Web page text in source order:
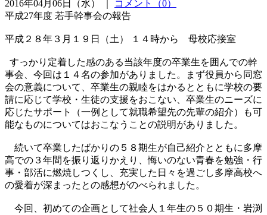
2016年04月06日（水） ｜
コメント（0）
平成27年度 若手幹事会の報告
平成２８年３月１９日（土） １４時から 母校応接室
すっかり定着した感のある当該年度の卒業生を囲んでの幹
事会、今回は１４名の参加がありました。まず役員から同窓
会の意義について、卒業生の親睦をはかるとともに学校の要
請に応じて学校・生徒の支援をおこない、卒業生のニーズに
応じたサポート（一例として就職希望先の先輩の紹介）も可
能なものについてはおこなうことの説明がありました。
続いて卒業したばかりの５８期生が自己紹介とともに多摩
高での３年間を振り返りかえり、悔いのない青春を勉強・行
事・部活に燃焼しつくし、充実した日々を過ごし多摩高校へ
の愛着が深まったとの感想がのべられました。
今回、初めての企画として社会人１年生の５０期生・岩渕